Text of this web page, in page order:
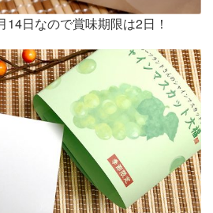
14日なので賞味期限は2日！